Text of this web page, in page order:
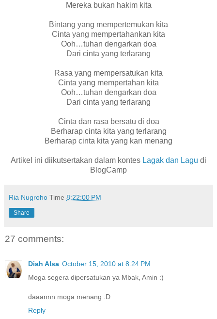
Mereka bukan hakim kita
Bintang yang mempertemukan kita
Cinta yang mempertahankan kita
Ooh…tuhan dengarkan doa
Dari cinta yang terlarang
Rasa yang mempersatukan kita
Cinta yang mempertahan kita
Ooh…tuhan dengarkan doa
Dari cinta yang terlarang
Cinta dan rasa bersatu di doa
Berharap cinta kita yang terlarang
Berharap cinta kita yang kan menang
Artikel ini diikutsertakan dalam kontes Lagak dan Lagu di
BlogCamp
Ria Nugroho Time 8:22:00 PM
Share
27 comments:
Diah Alsa October 15, 2010 at 8:24 PM
Moga segera dipersatukan ya Mbak, Amin :)
daaannn moga menang :D
Reply